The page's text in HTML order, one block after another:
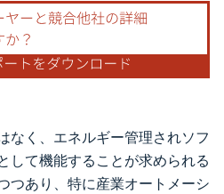
にはCC BY 4.0の表示が必要です。
なく、エネルギー管理されソフ
して機能することが求められる
つあり、特に産業オートメーシ